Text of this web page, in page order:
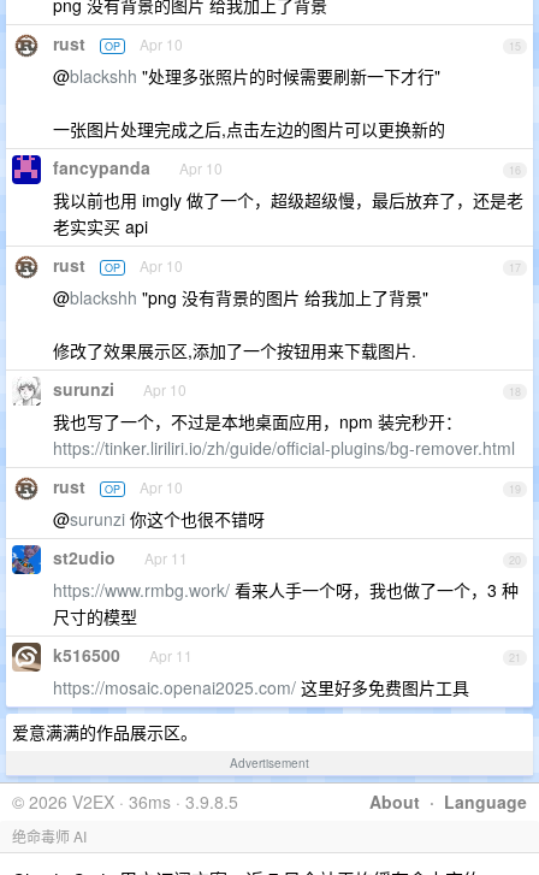
png 没有背景的图片 给我加上了背景
15
rust OP Apr 10
@blackshh "处理多张照片的时候需要刷新一下才行"
一张图片处理完成之后,点击左边的图片可以更换新的
16
fancypanda Apr 10
我以前也用 imgly 做了一个，超级超级慢，最后放弃了，还是老
老实实买 api
17
rust OP Apr 10
@blackshh "png 没有背景的图片 给我加上了背景"
修改了效果展示区,添加了一个按钮用来下载图片.
18
surunzi Apr 10
我也写了一个，不过是本地桌面应用，npm 装完秒开：
https://tinker.liriliri.io/zh/guide/official-plugins/bg-remover.html
19
rust OP Apr 10
@surunzi 你这个也很不错呀
20
st2udio Apr 11
https://www.rmbg.work/ 看来人手一个呀，我也做了一个，3 种
尺寸的模型
21
k516500 Apr 11
https://mosaic.openai2025.com/ 这里好多免费图片工具
爱意满满的作品展示区。
Advertisement
About · Language
© 2026 V2EX · 36ms · 3.9.8.5
绝命毒师 AI